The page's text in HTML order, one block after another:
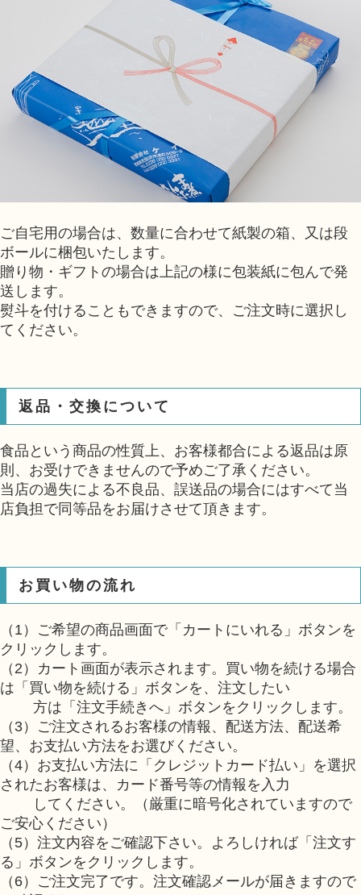
ご自宅用の場合は、数量に合わせて紙製の箱、又は段
ボールに梱包いたします。
贈り物・ギフトの場合は上記の様に包装紙に包んで発
送します。
熨斗を付けることもできますので、ご注文時に選択し
てください。
返品・交換について
食品という商品の性質上、お客様都合による返品は原
則、お受けできませんので予めご了承ください。
当店の過失による不良品、誤送品の場合にはすべて当
店負担で同等品をお届けさせて頂きます。
お買い物の流れ
（1）ご希望の商品画面で「カートにいれる」ボタンを
クリックします。
（2）カート画面が表示されます。買い物を続ける場合
は「買い物を続ける」ボタンを、注文したい
方は「注文手続きへ」ボタンをクリックします。
（3）ご注文されるお客様の情報、配送方法、配送希
望、お支払い方法をお選びください。
（4）お支払い方法に「クレジットカード払い」を選択
されたお客様は、カード番号等の情報を入力
してください。（厳重に暗号化されていますので
ご安心ください）
（5）注文内容をご確認下さい。よろしければ「注文す
る」ボタンをクリックします。
（6）ご注文完了です。注文確認メールが届きますので